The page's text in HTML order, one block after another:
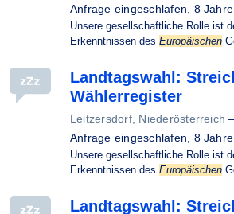
Anfrage eingeschlafen, 8
Unsere gesellschaftliche Rolle ist
Erkenntnissen des Europäischen
Landtagswahl:
Wählerregister
Leitzersdorf, Niederösterreich –
Anfrage eingeschlafen, 8
Unsere gesellschaftliche Rolle ist
Erkenntnissen des Europäischen
Landtagswahl: